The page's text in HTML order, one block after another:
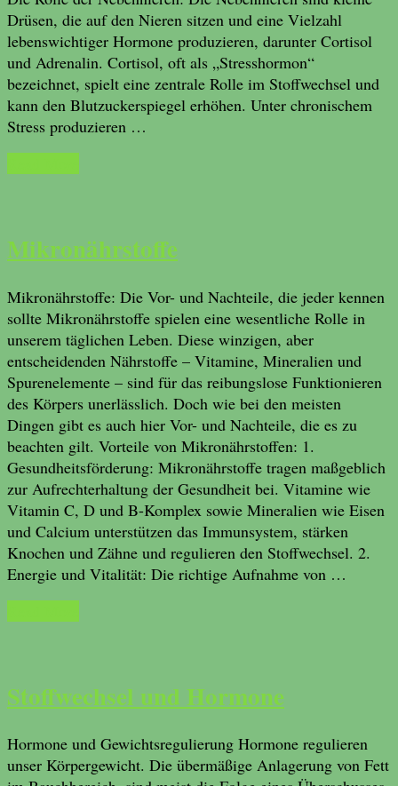
Drüsen, die auf den Nieren sitzen und eine Vielzahl
lebenswichtiger Hormone produzieren, darunter Cortisol
und Adrenalin. Cortisol, oft als „Stresshormon“
bezeichnet, spielt eine zentrale Rolle im Stoffwechsel und
kann den Blutzuckerspiegel erhöhen. Unter chronischem
Stress produzieren …
Mikronährstoffe
Mikronährstoffe: Die Vor- und Nachteile, die jeder kennen
sollte Mikronährstoffe spielen eine wesentliche Rolle in
unserem täglichen Leben. Diese winzigen, aber
entscheidenden Nährstoffe – Vitamine, Mineralien und
Spurenelemente – sind für das reibungslose Funktionieren
des Körpers unerlässlich. Doch wie bei den meisten
Dingen gibt es auch hier Vor- und Nachteile, die es zu
beachten gilt. Vorteile von Mikronährstoffen: 1.
Gesundheitsförderung: Mikronährstoffe tragen maßgeblich
zur Aufrechterhaltung der Gesundheit bei. Vitamine wie
Vitamin C, D und B-Komplex sowie Mineralien wie Eisen
und Calcium unterstützen das Immunsystem, stärken
Knochen und Zähne und regulieren den Stoffwechsel. 2.
Energie und Vitalität: Die richtige Aufnahme von …
Stoffwechsel und Hormone
Hormone und Gewichtsregulierung Hormone regulieren
unser Körpergewicht. Die übermäßige Anlagerung von Fett